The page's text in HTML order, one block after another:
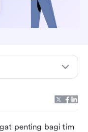
penting bagi tim